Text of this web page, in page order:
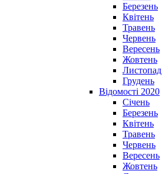
Березень
Квітень
Травень
Червень
Вересень
Жовтень
Листопад
Грудень
Відомості 2020
Січень
Березень
Квітень
Травень
Червень
Вересень
Жовтень